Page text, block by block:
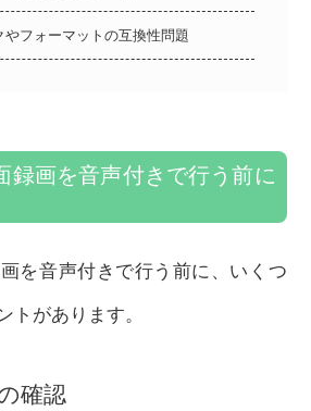
やフォーマットの互換性問題
録画を音声付きで行う前に
を音声付きで行う前に、いくつ
トがあります。
確認